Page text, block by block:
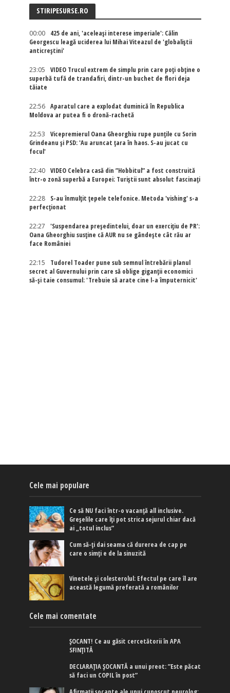
STIRIPESURSE.RO
00:00
425 de ani, 'aceleași interese imperiale': Călin
Georgescu leagă uciderea lui Mihai Viteazul de 'globaliștii
anticreștini'
23:05
VIDEO Trucul extrem de simplu prin care poți obține o
superbă tufă de trandafiri, dintr-un buchet de flori deja
tăiate
22:56
Aparatul care a explodat duminică în Republica
Moldova ar putea fi o dronă-rachetă
22:53
Vicepremierul Oana Gheorghiu rupe punțile cu Sorin
Grindeanu și PSD: 'Au aruncat țara în haos. S-au jucat cu
focul'
22:40
VIDEO Celebra casă din ”Hobbitul” a fost construită
într-o zonă superbă a Europei: Turiștii sunt absolut fascinați
22:28
S-au înmulțit țepele telefonice. Metoda 'vishing' s-a
perfecționat
22:27
'Suspendarea președintelui, doar un exercițiu de PR':
Oana Gheorghiu susține că AUR nu se gândește cât rău ar
face României
22:15
Tudorel Toader pune sub semnul întrebării planul
secret al Guvernului prin care să oblige giganții economici
să-și taie consumul: 'Trebuie să arate cine l-a împuternicit'
Cele mai populare
Ce să NU faci într-o vacanță all inclusive.
Greșelile care îți pot strica sejurul chiar dacă
ai „totul inclus”
Cum să-ți dai seama că durerea de cap pe
care o simți e de la sinuzită
Vinetele și colesterolul: Efectul pe care îl are
această legumă preferată a românilor
Cele mai comentate
ȘOCANT! Ce au găsit cercetătorii în APA
SFINȚITĂ
DECLARAȚIA ȘOCANTĂ a unui preot: ”Este păcat
să faci un COPIL în post”